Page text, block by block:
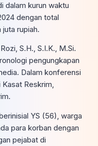
dalam kurun waktu
dengan total
rupiah.
S.H., S.I.K., M.Si.
pengungkapan
Dalam konferensi
Reskrim,
YS (56), warga
para korban dengan
pejabat di